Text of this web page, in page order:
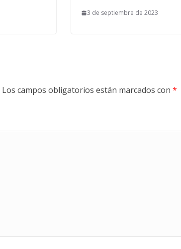
3 de septiembre de 2023
Los campos obligatorios están marcados con *